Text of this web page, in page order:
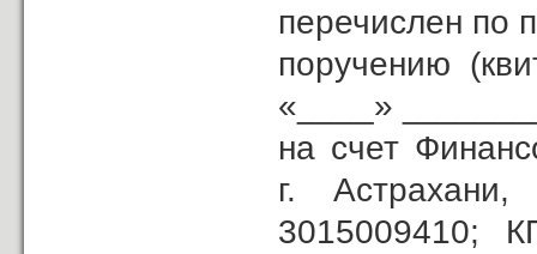
перечислен по
поручению
«____»
на счет
г.
3015009410;